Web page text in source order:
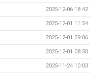
2025-12-06 18:42
2025-12-01 11:54
2025-12-01 09:06
2025-12-01 08:50
2025-11-24 10:03